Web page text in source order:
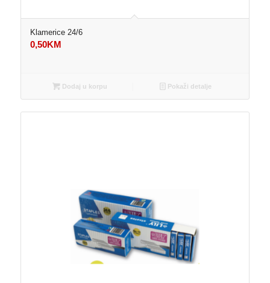
Klamerice 24/6
0,50KM
Dodaj u korpu Pokaži detalje